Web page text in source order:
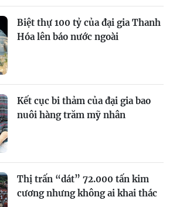
Biệt thự 100 tỷ của đại gia Thanh
Hóa lên báo nước ngoài
Kết cục bi thảm của đại gia bao
nuôi hàng trăm mỹ nhân
Thị trấn “dát” 72.000 tấn kim
cương nhưng không ai khai thác